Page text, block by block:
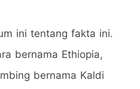
ini tentang fakta ini.
bernama Ethiopia,
bernama Kaldi